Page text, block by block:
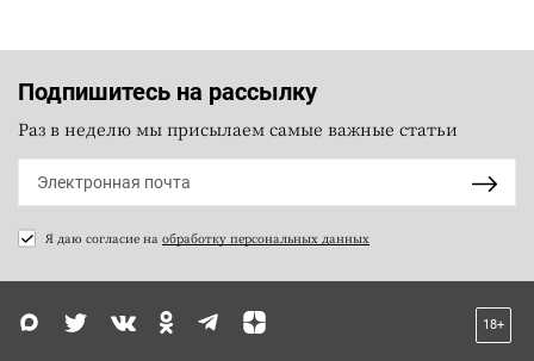
Подпишитесь на рассылку
Раз в неделю мы присылаем самые важные статьи
Я даю согласие на обработку персональных данных
18+